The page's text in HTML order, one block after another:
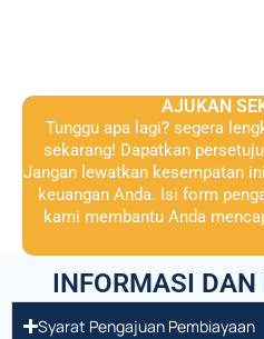
AJUKAN
Tunggu apa lagi? segera
sekarang! Dapatkan
Jangan lewatkan kesempatan
keuangan Anda. Isi form
kami membantu Anda
INFORMASI DAN
Syarat Pengajuan Pembiayaan